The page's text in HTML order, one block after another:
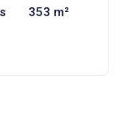
353 m²